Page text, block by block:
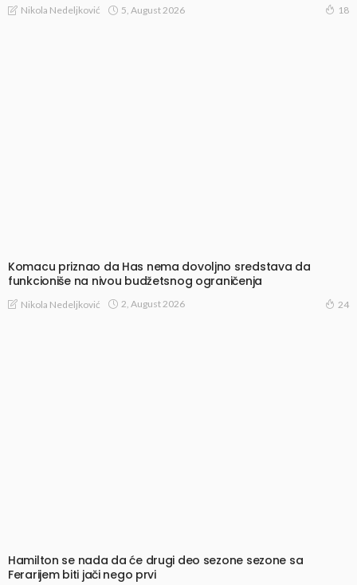
Nikola Nedeljković 5, August 2026 18
Komacu priznao da Has nema dovoljno sredstava da
funkcioniše na nivou budžetsnog ograničenja
Nikola Nedeljković 2, August 2026 24
Hamilton se nada da će drugi deo sezone sezone sa
Ferarijem biti jači nego prvi